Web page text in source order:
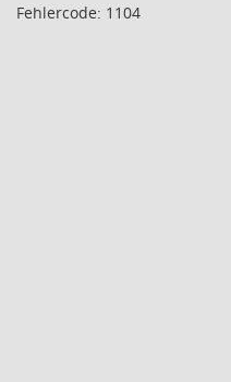
Fehlercode: 1104